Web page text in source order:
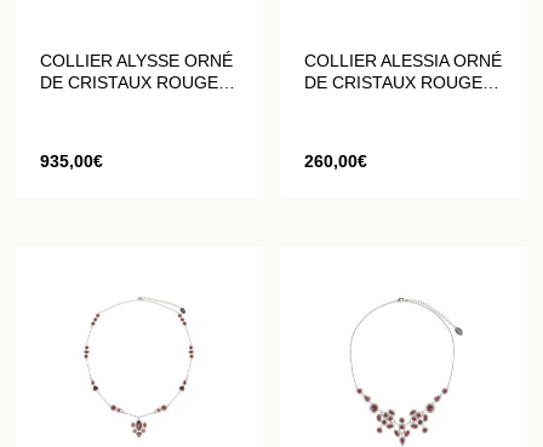
COLLIER ALYSSE ORNÉ
DE CRISTAUX ROUGES
935,00€
COLLIER ALESSIA ORNÉ
DE CRISTAUX ROUGES
260,00€